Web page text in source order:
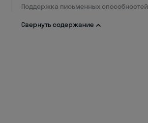
Поддержка письменных способностей
Свернуть содержание